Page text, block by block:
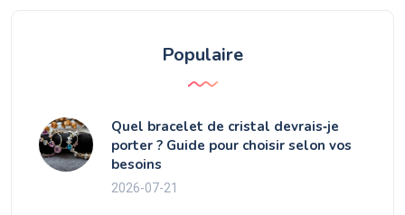
Populaire
Quel bracelet de cristal devrais‑je
porter ? Guide pour choisir selon vos
besoins
2026-07-21